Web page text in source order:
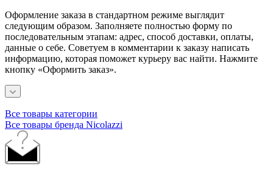
Оформление заказа в стандартном режиме выглядит
следующим образом. Заполняете полностью форму по
последовательным этапам: адрес, способ доставки, оплаты,
данные о себе. Советуем в комментарии к заказу написать
информацию, которая поможет курьеру вас найти. Нажмите
кнопку «Оформить заказ».
Все товары категории
Все товары бренда Nicolazzi